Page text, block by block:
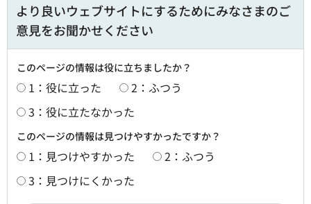
より良いウェブサイトにするためにみなさまのご
意見をお聞かせください
このページの情報は役に立ちましたか？
1：役に立った
2：ふつう
3：役に立たなかった
このページの情報は見つけやすかったですか？
1：見つけやすかった
2：ふつう
3：見つけにくかった